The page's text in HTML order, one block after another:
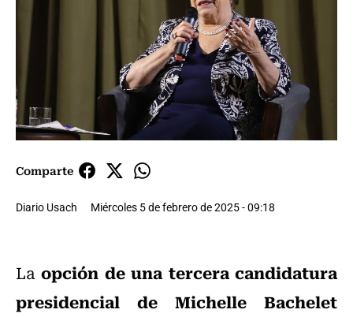
Comparte
Diario Usach Miércoles 5 de febrero de 2025 - 09:18
Laopción de una tercera candidatura
presidencial de Michelle Bachelet